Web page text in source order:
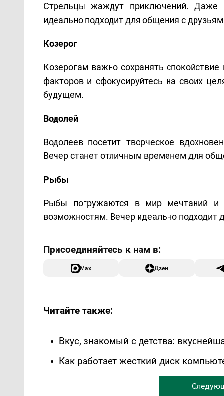
Стрельцы жаждут приключений. Даже
идеально подходит для общения с
Козерог
Козерогам важно сохранять
факторов и сфокусируйтесь на своих
будущем.
Водолей
Водолеев посетит творческое
Вечер станет отличным временем для
Рыбы
Рыбы погружаются в мир мечтаний и
возможностям. Вечер идеально подходит
Max Дзен
Читайте также:
Вкус, знакомый с детства:
Как работает жесткий диск